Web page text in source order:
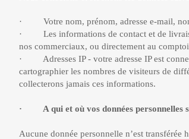
· Votre nom, prénom, adresse e-mail, nom
· Les informations de contact et de
nos commerciaux, ou directement au
· Adresses IP - votre adresse IP est
cartographier les nombres de visiteurs de
collecterons jamais ces informations.
· A qui et où vos données personnelles
Aucune donnée personnelle n’est transférée